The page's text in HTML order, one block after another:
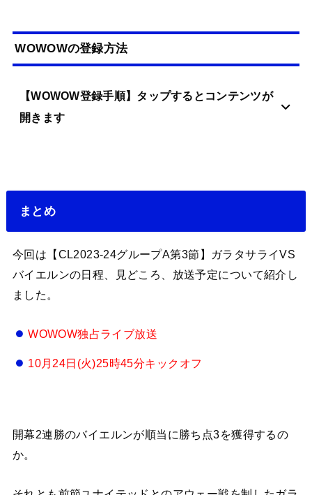
WOWOWの登録方法
【WOWOW登録手順】タップするとコンテンツが
開きます
まとめ
今回は【CL2023-24グループA第3節】ガラタサライVS
バイエルンの日程、見どころ、放送予定について紹介し
ました。
WOWOW独占ライブ放送
10月24日(火)25時45分キックオフ
開幕2連勝のバイエルンが順当に勝ち点3を獲得するの
か。